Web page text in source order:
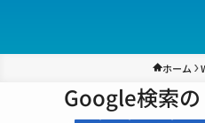
ホーム
Google検索の